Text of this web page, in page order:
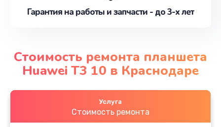
Гарантия на работы и запчасти - до 3-х лет
Стоимость ремонта планшета
Huawei T3 10 в Краснодаре
Услуга
Стоимость ремонта